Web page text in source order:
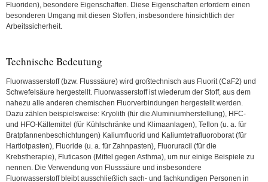
Fluoriden), besondere Eigenschaften. Diese Eigenschaften erfordern einen
besonderen Umgang mit diesen Stoffen, insbesondere hinsichtlich der
Arbeitssicherheit.
Technische Bedeutung
Fluorwasserstoff (bzw. Flusssäure) wird großtechnisch aus Fluorit (CaF2) und
Schwefelsäure hergestellt. Fluorwasserstoff ist wiederum der Stoff, aus dem
nahezu alle anderen chemischen Fluorverbindungen hergestellt werden.
Dazu zählen beispielsweise: Kryolith (für die Aluminiumherstellung), HFC-
und HFO-Kältemittel (für Kühlschränke und Klimaanlagen), Teflon (u. a. für
Bratpfannenbeschichtungen) Kaliumfluorid und Kaliumtetrafluoroborat (für
Hartlotpasten), Fluoride (u. a. für Zahnpasten), Fluoruracil (für die
Krebstherapie), Fluticason (Mittel gegen Asthma), um nur einige Beispiele zu
nennen. Die Verwendung von Flusssäure und insbesondere
Fluorwasserstoff bleibt ausschließlich sach- und fachkundigen Personen in